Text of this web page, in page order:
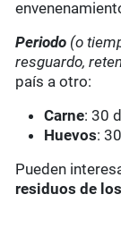
Periodo (o
resguardo,
país a otro:
Carne: 30
Huevos:
Pueden
residuos de